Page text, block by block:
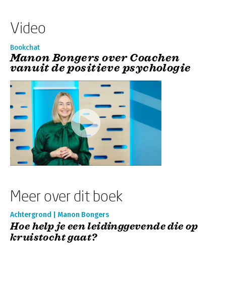
Video
Bookchat
Manon Bongers over Coachen
vanuit de positieve psychologie
Meer over dit boek
Achtergrond | Manon Bongers
Hoe help je een leidinggevende die op
kruistocht gaat?